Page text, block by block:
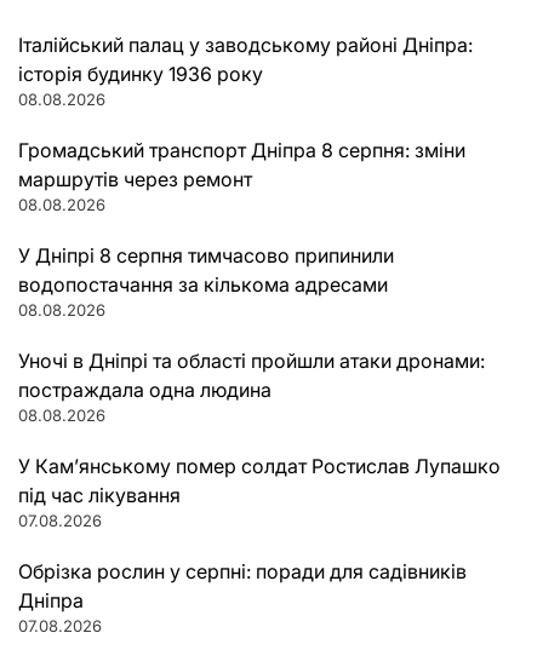
Італійський палац у заводському районі Дніпра:
історія будинку 1936 року
08.08.2026
Громадський транспорт Дніпра 8 серпня: зміни
маршрутів через ремонт
08.08.2026
У Дніпрі 8 серпня тимчасово припинили
водопостачання за кількома адресами
08.08.2026
Уночі в Дніпрі та області пройшли атаки дронами:
постраждала одна людина
08.08.2026
У Кам’янському помер солдат Ростислав Лупашко
під час лікування
07.08.2026
Обрізка рослин у серпні: поради для садівників
Дніпра
07.08.2026